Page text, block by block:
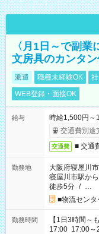
〈月1日～で副業
文房具のカンタ
派遣 職種未経験OK
WEB登録・面接OK
給与
時給1,500円～
交通費別途
交通費 ■ 交通
勤務地
大阪府寝屋川市
寝屋川市駅か
徒歩5分 / …
■物流セン
勤務時間
【1日3時間～も相談OK!】 ＜シフ
17:00 17:00～22:00